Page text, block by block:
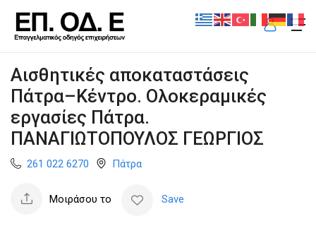
Αισθητικές αποκαταστάσεις
Πάτρα–Κέντρο. Ολοκεραμικές
εργασίες Πάτρα.
ΠΑΝΑΓΙΩΤΟΠΟΥΛΟΣ ΓΕΩΡΓΙΟΣ
261 022 6270 Πάτρα
Μοιράσου το Save